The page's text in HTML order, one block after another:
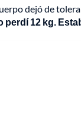
dejó de
perdí 12 kg.